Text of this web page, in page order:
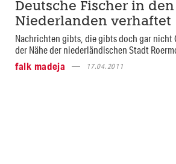
Deutsche Fischer in den
Niederlanden verhaftet
Nachrichten gibts, die gibts doch gar nicht
der Nähe der niederländischen Stadt
falk madeja
17.04.2011